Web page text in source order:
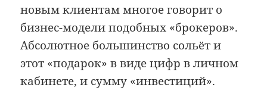
новым клиентам многое говорит о
бизнес-модели подобных «брокеров».
Абсолютное большинство сольёт и
этот «подарок» в виде цифр в личном
кабинете, и сумму «инвестиций».